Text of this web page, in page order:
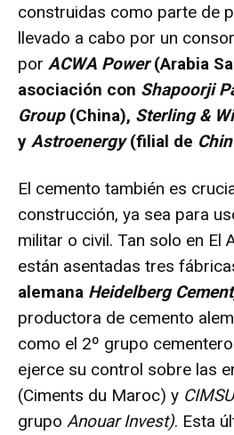
construidas como parte de
llevado a cabo por un
por ACWA Power(Arabia
asociación con Shapoorji
Group(China), Sterling &
y Astroenergy(filial de
El cemento también es
construcción, ya sea para
militar o civil. Tan solo en El
están asentadas tres
alemana Heidelberg
productora de cemento
como el 2º grupo
ejerce su control sobre las
(Ciments du Maroc) y
grupo Anouar Invest). Esta